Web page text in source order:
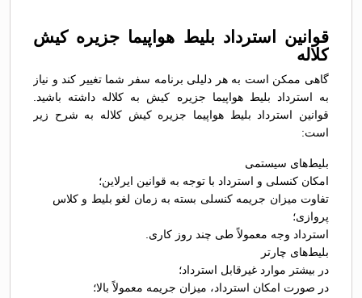
قوانین استرداد بلیط هواپیما جزیره کیش
کلاله
گاهی ممکن است به هر دلیلی برنامه سفر شما تغییر کند و نیاز
به استرداد بلیط هواپیما جزیره کیش به کلاله داشته باشید.
قوانین استرداد بلیط هواپیما جزیره کیش کلاله به شرح زیر
است:
بلیط‌های سیستمی
امکان کنسلی و استرداد با توجه به قوانین ایرلاین؛
تفاوت میزان جریمه کنسلی بسته به زمان لغو بلیط و کلاس
پروازی؛
استرداد وجه معمولاً طی چند روز کاری.
بلیط‌های چارتر
در بیشتر موارد غیرقابل استرداد؛
در صورت امکان استرداد، میزان جریمه معمولاً بالا؛